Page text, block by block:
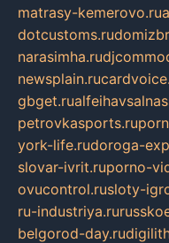
matrasy-kemerovo.ru
dotcustoms.ru
narasimha.ru
newsplain.ru
gbget.ru
petrovkasports.ru
york-life.rudoroga-
slovar-ivrit.ruporno-
ovucontrol.rusloty-
ru-industriya.ru
belgorod-day.ru